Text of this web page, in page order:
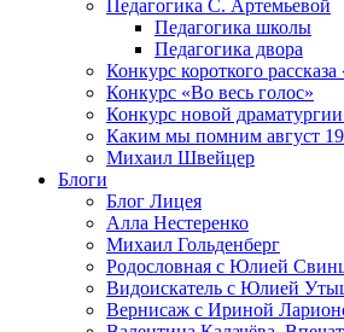
Педагогика С. Артемьевой
Педагогика школы
Педагогика двора
Конкурс короткого рассказа
Конкурс «Во весь голос»
Конкурс новой
Каким мы помним август
Михаил Швейцер
Блоги
Блог Лицея
Алла Нестеренко
Михаил Гольденберг
Родословная с Юлией
Видоискатель с Юлией
Вернисаж с Ириной